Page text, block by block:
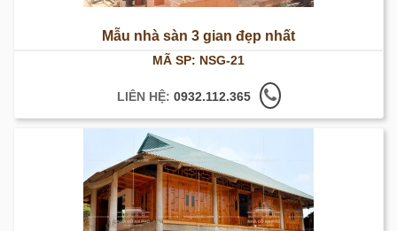
Mẫu nhà sàn 3 gian đẹp nhất
MÃ SP: NSG-21
LIÊN HỆ: 0932.112.365